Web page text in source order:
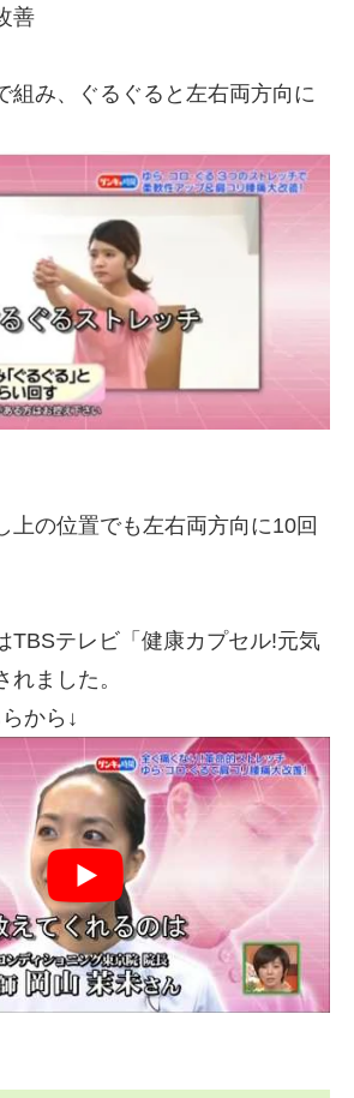
善
組み、ぐるぐると左右両方向に
上の位置でも左右両方向に10回
TBSテレビ「健康カプセル!元気
ました。
から↓